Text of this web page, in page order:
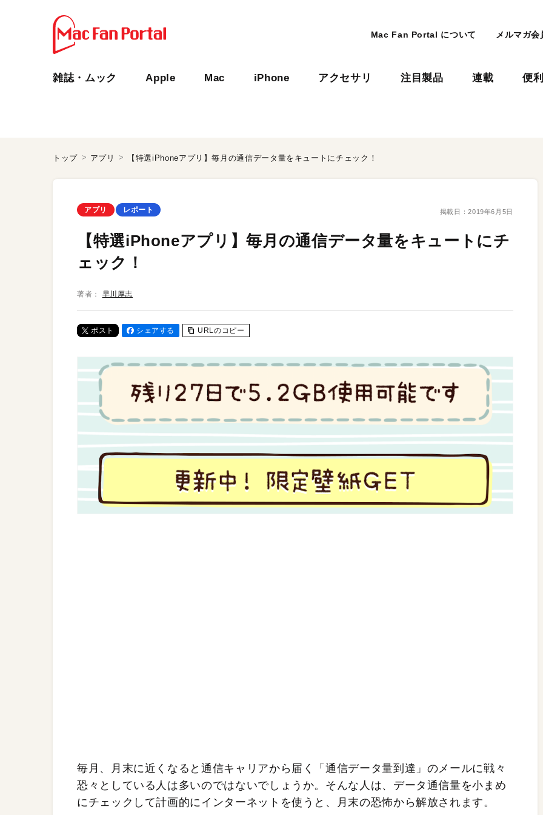
Mac Fan Portal について メルマガ会
雑誌・ムック Apple Mac iPhone アクセサリ 注目製品 連載 便
トップ アプリ 【特選iPhoneアプリ】毎月の通信データ量をキュートにチェック！
アプリ レポート 掲載日：2019年6月5日
【特選iPhoneアプリ】毎月の通信データ量をキュートにチ
ェック！
著者： 早川厚志
ポスト シェアする URLのコピー
毎月、月末に近くなると通信キャリアから届く「通信データ量到達」のメールに戦々
恐々としている人は多いのではないでしょうか。そんな人は、データ通信量を小まめ
にチェックして計画的にインターネットを使うと、月末の恐怖から解放されます。